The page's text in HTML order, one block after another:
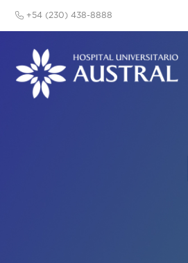
+54 (230) 438-8888